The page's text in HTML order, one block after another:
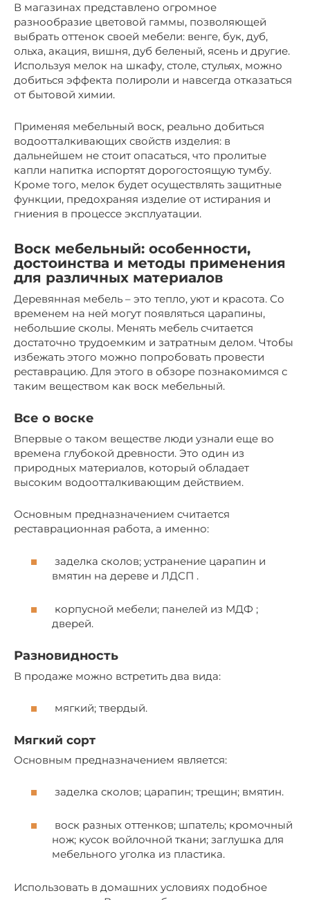
В магазинах представлено огромное
разнообразие цветовой гаммы, позволяющей
выбрать оттенок своей мебели: венге, бук, дуб,
ольха, акация, вишня, дуб беленый, ясень и другие.
Используя мелок на шкафу, столе, стульях, можно
добиться эффекта полироли и навсегда отказаться
от бытовой химии.
Применяя мебельный воск, реально добиться
водоотталкивающих свойств изделия: в
дальнейшем не стоит опасаться, что пролитые
капли напитка испортят дорогостоящую тумбу.
Кроме того, мелок будет осуществлять защитные
функции, предохраняя изделие от истирания и
гниения в процессе эксплуатации.
Воск мебельный: особенности,
достоинства и методы применения
для различных материалов
Деревянная мебель – это тепло, уют и красота. Со
временем на ней могут появляться царапины,
небольшие сколы. Менять мебель считается
достаточно трудоемким и затратным делом. Чтобы
избежать этого можно попробовать провести
реставрацию. Для этого в обзоре познакомимся с
таким веществом как воск мебельный.
Все о воске
Впервые о таком веществе люди узнали еще во
времена глубокой древности. Это один из
природных материалов, который обладает
высоким водоотталкивающим действием.
Основным предназначением считается
реставрационная работа, а именно:
заделка сколов; устранение царапин и
вмятин на дереве и ЛДСП .
корпусной мебели; панелей из МДФ ;
дверей.
Разновидность
В продаже можно встретить два вида:
мягкий; твердый.
Мягкий сорт
Основным предназначением является:
заделка сколов; царапин; трещин; вмятин.
воск разных оттенков; шпатель; кромочный
нож; кусок войлочной ткани; заглушка для
мебельного уголка из пластика.
Использовать в домашних условиях подобное